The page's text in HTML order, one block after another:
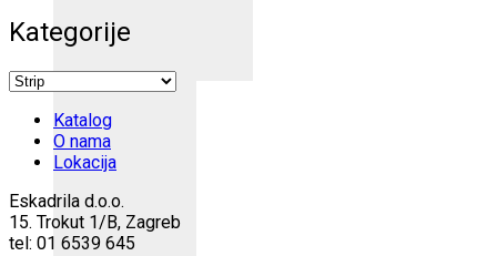
Kategorije
Katalog
O nama
Lokacija
Eskadrila d.o.o.
15. Trokut 1/B, Zagreb
tel: 01 6539 645